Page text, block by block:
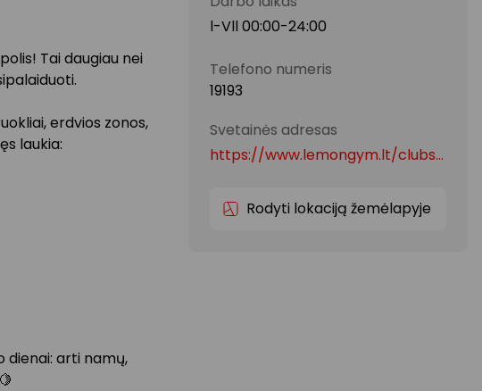
Tai daugiau nei
erdvios zonos,
laukia:
dienai: arti namų,
l-Vll 00:00-24:00
Telefono numeris
19193
Svetainės adresas
https://www.lemongym.lt/clubs/siauliu-akropolis/
Rodyti lokaciją žemėlapyje